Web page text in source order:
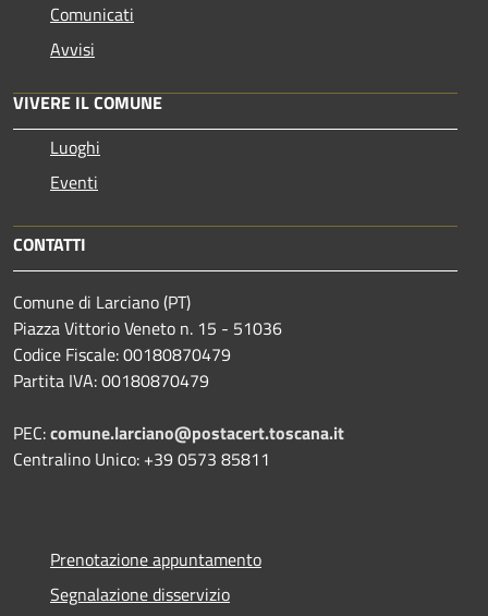
Comunicati
Avvisi
VIVERE IL COMUNE
Luoghi
Eventi
CONTATTI
Comune di Larciano (PT)
Piazza Vittorio Veneto n. 15 - 51036
Codice Fiscale: 00180870479
Partita IVA: 00180870479
PEC:comune.larciano@postacert.toscana.it
Centralino Unico: +39 0573 85811
Prenotazione appuntamento
Segnalazione disservizio